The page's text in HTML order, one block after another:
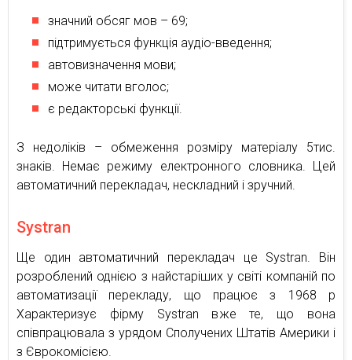
значний обсяг мов – 69;
підтримується функція аудіо-введення;
автовизначення мови;
може читати вголос;
є редакторські функції.
З недоліків – обмеження розміру матеріалу 5тис.
знаків. Немає режиму електронного словника. Цей
автоматичний перекладач, нескладний і зручний.
Systran
Ще один автоматичний перекладач це Systran. Він
розроблений однією з найстаріших у світі компаній по
автоматизації перекладу, що працює з 1968 р
Характеризує фірму Systran вже те, що вона
співпрацювала з урядом Сполучених Штатів Америки і
з Єврокомісією.